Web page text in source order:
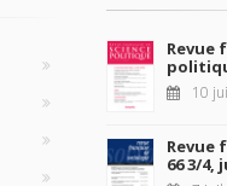
Revue
10
Revue
66 3/4,